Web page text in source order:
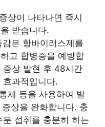
상이 나타나면 즉시
받습니다.
감은 항바이러스제를
고 합병증을 예방합
증상 발현 후 48시간
과적입니다.
제 등을 사용하여 발
상을 완화합니다. 충
섭취를 충분히 하는